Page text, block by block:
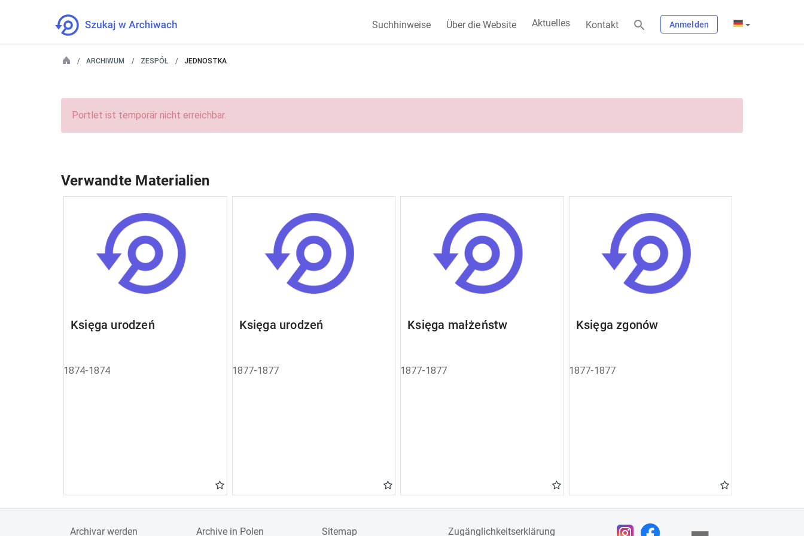
Suchhinweise Über die Website Aktuelles Kontakt Anmelden
ARCHIWUM ZESPÓŁ JEDNOSTKA
Portlet ist temporär nicht erreichbar.
Verwandte Materialien
Księga urodzeń
1874-1874
Księga urodzeń
1877-1877
Księga małżeństw
1877-1877
Księga zgonów
1877-1877
Archivar werden Archive in Polen Sitemap Zugänglichkeitserklärung